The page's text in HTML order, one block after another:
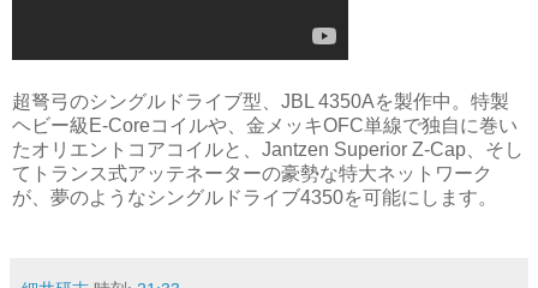
超弩弓のシングルドライブ型、JBL 4350Aを製作中。特製
ヘビー級E-Coreコイルや、金メッキOFC単線で独自に巻い
たオリエントコアコイルと、Jantzen Superior Z-Cap、そし
てトランス式アッテネーターの豪勢な特大ネットワーク
が、夢のようなシングルドライブ4350を可能にします。